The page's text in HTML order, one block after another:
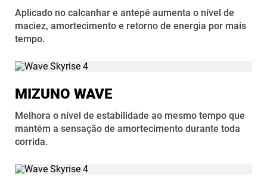
Aplicado no calcanhar e antepé aumenta o nível de
maciez, amortecimento e retorno de energia por mais
tempo.
MIZUNO WAVE
Melhora o nível de estabilidade ao mesmo tempo que
mantém a sensação de amortecimento durante toda
corrida.